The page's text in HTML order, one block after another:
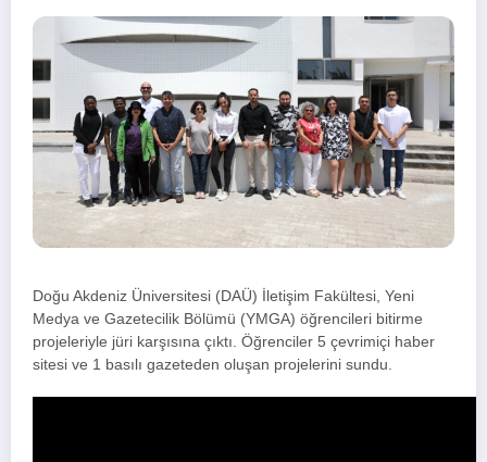
Doğu Akdeniz Üniversitesi (DAÜ) İletişim Fakültesi, Yeni
Medya ve Gazetecilik Bölümü (YMGA) öğrencileri bitirme
projeleriyle jüri karşısına çıktı. Öğrenciler 5 çevrimiçi haber
sitesi ve 1 basılı gazeteden oluşan projelerini sundu.